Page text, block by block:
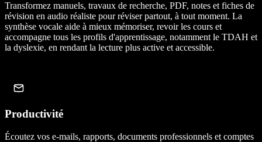
Transformez manuels, travaux de recherche, PDF, notes et fiches de
révision en audio réaliste pour réviser partout, à tout moment. La
synthèse vocale aide à mieux mémoriser, revoir les cours et
accompagne tous les profils d'apprentissage, notamment le TDAH et
la dyslexie, en rendant la lecture plus active et accessible.
Productivité
Écoutez vos e-mails, rapports, documents professionnels et comptes